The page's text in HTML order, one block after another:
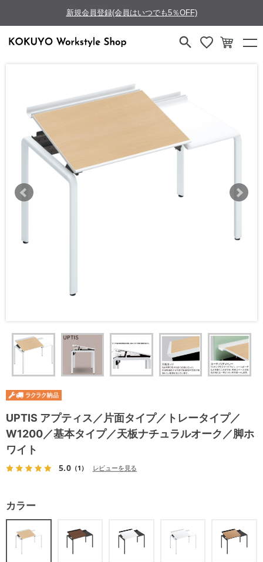
新規会員登録(会員はいつでも5％OFF)
UPTIS アプティス／片面タイプ／トレータイプ／
W1200／基本タイプ／天板ナチュラルオーク／脚ホ
ワイト
5.0（1） レビューを見る
カラー